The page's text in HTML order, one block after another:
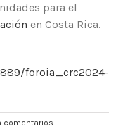
para el
en Costa Rica.
foroia_crc2024-
comentarios